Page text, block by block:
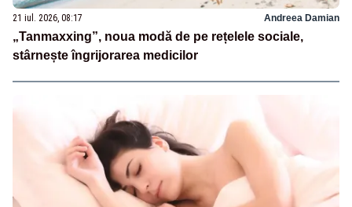
21 iul. 2026, 08:17 Andreea Damian
„Tanmaxxing”, noua modă de pe rețelele sociale,
stârnește îngrijorarea medicilor